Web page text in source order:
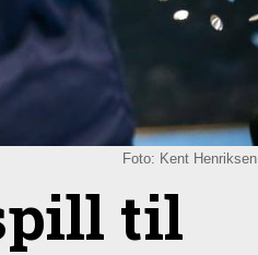
Foto: Kent Henriksen
til